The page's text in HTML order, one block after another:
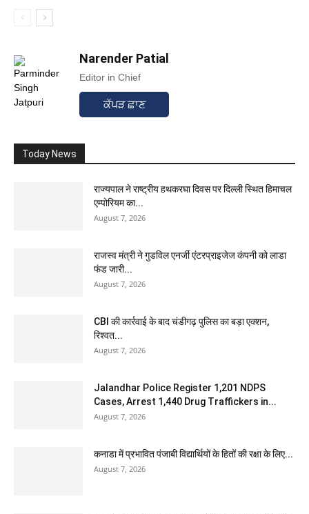
Narender Patial
Editor in Chief
ਕੱਪੜ ਛਾਣ
Today News
राज्यपाल ने राष्ट्रीय हथकरघा दिवस पर दिल्ली स्थित हिमाचल
एम्पोरियम का...
August 7, 2026
राजस्व मंत्री ने गुडविल एनर्जी एंटरप्राइजेज कंपनी को लाडा
फंड जारी...
August 7, 2026
CBI की कार्रवाई के बाद चंडीगढ़ पुलिस का बड़ा एक्शन,
रिश्वत...
August 7, 2026
Jalandhar Police Register 1,201 NDPS
Cases, Arrest 1,440 Drug Traffickers in...
August 7, 2026
कनाडा में प्रभावित पंजाबी विद्यार्थियों के हितों की रक्षा के लिए...
August 7, 2026